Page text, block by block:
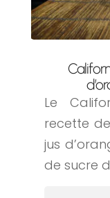
Le
recette
jus
de sucre